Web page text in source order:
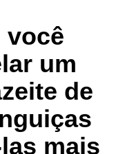
você
um
de
mais